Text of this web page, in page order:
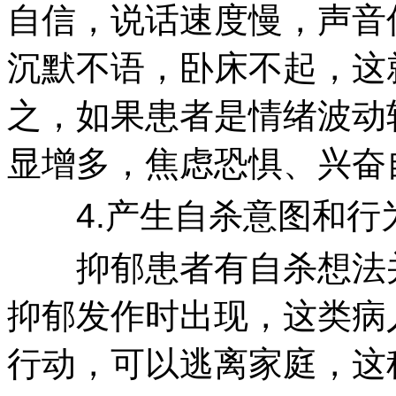
自信，说话速度慢，声
沉默不语，卧床不起，
之，如果患者是情绪波
显增多，焦虑恐惧、兴
4.产生自杀意图和行
抑郁患者有自杀想法
抑郁发作时出现，这类
行动，可以逃离家庭，